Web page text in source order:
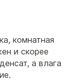
комнатная
и скорее
а влага